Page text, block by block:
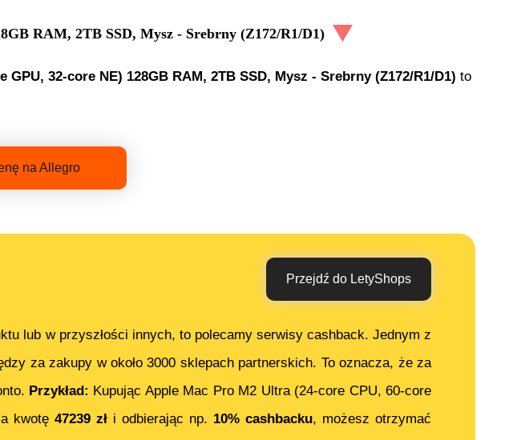
RAM, 2TB SSD, Mysz - Srebrny (Z172/R1/D1)
32-core NE) 128GB RAM, 2TB SSD, Mysz - Srebrny (Z172/R1/D1) to
na Allegro
Przejdź do LetyShops
lub w przyszłości innych, to polecamy serwisy cashback. Jednym z
za zakupy w około 3000 sklepach partnerskich. To oznacza, że za
Przykład: Kupując Apple Mac Pro M2 Ultra (24-core CPU, 60-core
kwotę 47239złi odbierając np. 10% cashbacku, możesz otrzymać